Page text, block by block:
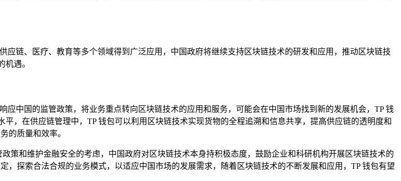
链、医疗、教育等多个领域得到广泛应用，中国政府将继续支持区块链技术的研发和应用，推动区块链技
遇。
应中国的监管政策，将业务重点转向区块链技术的应用和服务，可能会在中国市场找到新的发展机会，TP 钱
，在供应链管理中，TP 钱包可以利用区块链技术实现货物的全程追溯和信息共享，提高供应链的透明度和
的质量和效率。
策和维护金融安全的考虑，中国政府对区块链技术本身持积极态度，鼓励企业和科研机构开展区块链技术的
，探索合法合规的业务模式，以适应中国市场的发展需求，随着区块链技术的不断发展和应用，TP 钱包有望